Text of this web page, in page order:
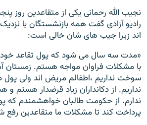
رادیو آزادی گفت همه بازنشستگان با
اند زیرا جیب های شان خالی است:
«مدت سه سال می شود که پول تقاعد خود
با مشکلات فراوان مواجه هستم.
سوخت نداریم ،اطفالم مریض اند ولی پول
نداریم. از دکانداران زیاد قرضدار هستم و
ندارم. از حکومت طالبان خواهشمندم که
پرداخت کند تا مشکلات ما متقاعدین رفع